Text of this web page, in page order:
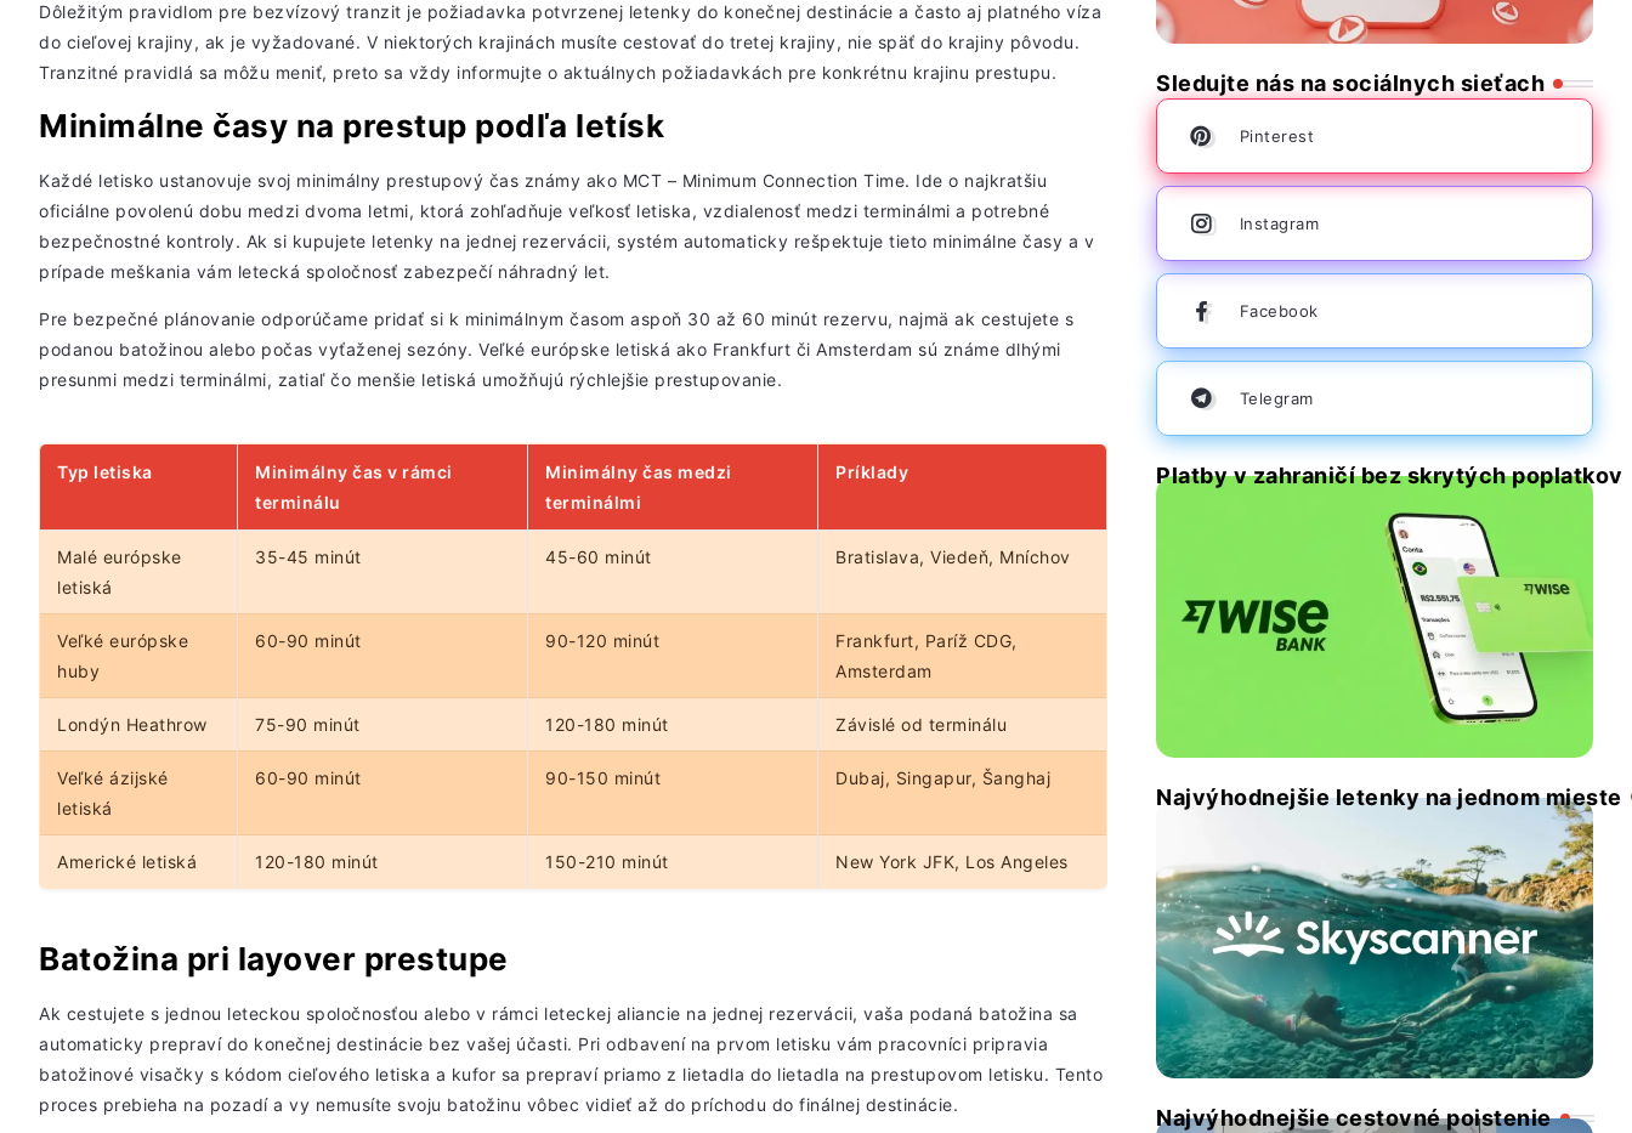
Dôležitým pravidlom pre bezvízový tranzit je požiadavka potvrzenej letenky do konečnej destinácie a často aj platného víza
do cieľovej krajiny, ak je vyžadované. V niektorých krajinách musíte cestovať do tretej krajiny, nie späť do krajiny pôvodu.
Tranzitné pravidlá sa môžu meniť, preto sa vždy informujte o aktuálnych požiadavkách pre konkrétnu krajinu prestupu.
Minimálne časy na prestup podľa letísk
Každé letisko ustanovuje svoj minimálny prestupový čas známy ako MCT – Minimum Connection Time. Ide o najkratšiu
oficiálne povolenú dobu medzi dvoma letmi, ktorá zohľadňuje veľkosť letiska, vzdialenosť medzi terminálmi a potrebné
bezpečnostné kontroly. Ak si kupujete letenky na jednej rezervácii, systém automaticky rešpektuje tieto minimálne časy a v
prípade meškania vám letecká spoločnosť zabezpečí náhradný let.
Pre bezpečné plánovanie odporúčame pridať si k minimálnym časom aspoň 30 až 60 minút rezervu, najmä ak cestujete s
podanou batožinou alebo počas vyťaženej sezóny. Veľké európske letiská ako Frankfurt či Amsterdam sú známe dlhými
presunmi medzi terminálmi, zatiaľ čo menšie letiská umožňujú rýchlejšie prestupovanie.
Typ letiska
Minimálny čas v rámci
terminálu
Minimálny čas medzi
terminálmi
Príklady
Malé európske
letiská
35-45 minút 45-60 minút Bratislava, Viedeň, Mníchov
Veľké európske
huby
60-90 minút 90-120 minút
Frankfurt, Paríž CDG,
Amsterdam
Londýn Heathrow 75-90 minút 120-180 minút Závislé od terminálu
Veľké ázijské
letiská
60-90 minút 90-150 minút Dubaj, Singapur, Šanghaj
Americké letiská 120-180 minút 150-210 minút New York JFK, Los Angeles
Batožina pri layover prestupe
Ak cestujete s jednou leteckou spoločnosťou alebo v rámci leteckej aliancie na jednej rezervácii, vaša podaná batožina sa
automaticky prepraví do konečnej destinácie bez vašej účasti. Pri odbavení na prvom letisku vám pracovníci pripravia
batožinové visačky s kódom cieľového letiska a kufor sa prepraví priamo z lietadla do lietadla na prestupovom letisku. Tento
proces prebieha na pozadí a vy nemusíte svoju batožinu vôbec vidieť až do príchodu do finálnej destinácie.
Sledujte nás na sociálnych sieťach
Pinterest
Instagram
Facebook
Telegram
Platby v zahraničí bez skrytých poplatkov
Najvýhodnejšie letenky na jednom mieste
Najvýhodnejšie cestovné poistenie